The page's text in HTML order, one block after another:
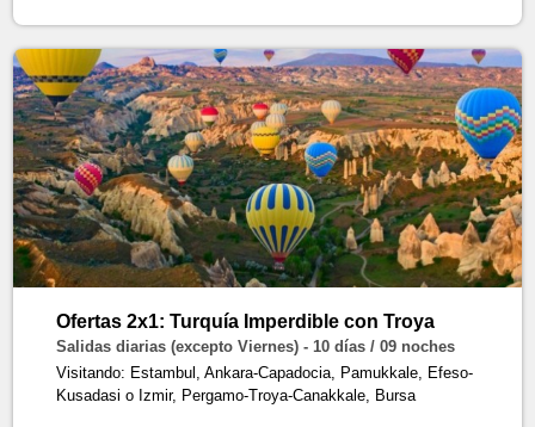
Ofertas 2x1: Turquía Imperdible con Troya
Salidas diarias (excepto Viernes) - 10 días / 09 noches
Visitando: Estambul, Ankara-Capadocia, Pamukkale, Efeso-
Kusadasi o Izmir, Pergamo-Troya-Canakkale, Bursa